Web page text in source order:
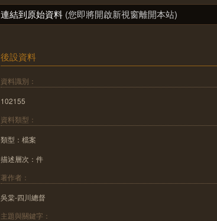
連結到原始資料 (您即將開啟新視窗離開本站)
後設資料
資料識別：
102155
資料類型：
類型：檔案
描述層次：件
著作者：
吳棠-四川總督
主題與關鍵字：